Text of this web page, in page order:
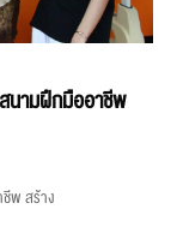
นามฝึกมืออาชีพ
พ สร้าง